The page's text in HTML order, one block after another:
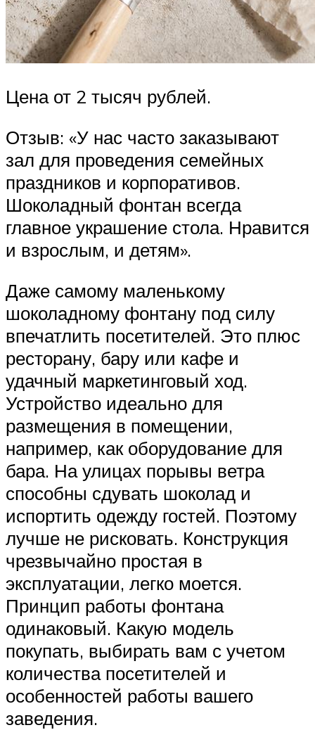
Цена от 2 тысяч рублей.
Отзыв: «У нас часто заказывают
зал для проведения семейных
праздников и корпоративов.
Шоколадный фонтан всегда
главное украшение стола. Нравится
и взрослым, и детям».
Даже самому маленькому
шоколадному фонтану под силу
впечатлить посетителей. Это плюс
ресторану, бару или кафе и
удачный маркетинговый ход.
Устройство идеально для
размещения в помещении,
например, как оборудование для
бара. На улицах порывы ветра
способны сдувать шоколад и
испортить одежду гостей. Поэтому
лучше не рисковать. Конструкция
чрезвычайно простая в
эксплуатации, легко моется.
Принцип работы фонтана
одинаковый. Какую модель
покупать, выбирать вам с учетом
количества посетителей и
особенностей работы вашего
заведения.